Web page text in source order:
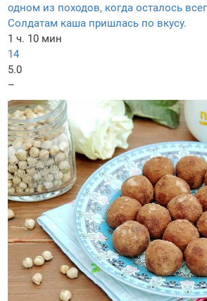
одном из походов, когда осталось
Солдатам каша пришлась по вкусу.
1 ч. 10 мин
14
5.0
–